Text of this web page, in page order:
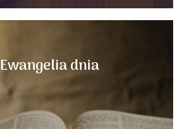
Ewangelia dnia